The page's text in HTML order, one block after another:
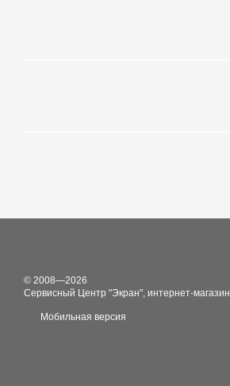
© 2008—2026
Сервисный Центр "Экран", интернет-магазин
Мобильная версия